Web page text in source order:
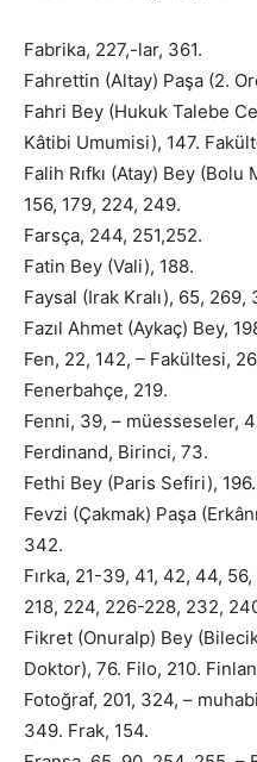
Fabrika, 227,-lar, 361.
Fahrettin (Altay) Paşa (2.
Fahri Bey (Hukuk Talebe
Kâtibi Umumisi), 147.
Falih Rıfkı (Atay) Bey (Bolu
156, 179, 224, 249.
Farsça, 244, 251,252.
Fatin Bey (Vali), 188.
Faysal (Irak Kralı), 65, 269,
Fazıl Ahmet (Aykaç) Bey,
Fen, 22, 142, – Fakültesi,
Fenerbahçe, 219.
Fenni, 39, – müesseseler,
Ferdinand, Birinci, 73.
Fethi Bey (Paris Sefiri), 196.
Fevzi (Çakmak) Paşa
342.
Fırka, 21-39, 41, 42, 44,
218, 224, 226-228, 232,
Fikret (Onuralp) Bey
Doktor), 76. Filo, 210.
Fotoğraf, 201, 324, –
349. Frak, 154.